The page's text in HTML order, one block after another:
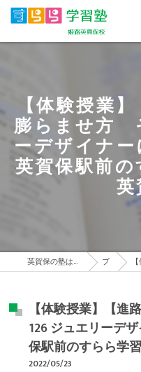
【体験授業
膨らませ方
ーデザイナー
英賀保駅前
英賀保の塾はすらら学習塾 姫路英賀保校 ブログ 【
【体験授業】【
126 ジュエリーデ
保駅前のすらら学
2022/05/23